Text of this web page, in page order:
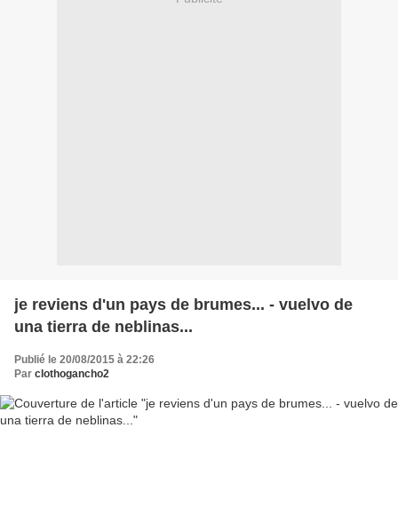
je reviens d'un pays de brumes... - vuelvo de
una tierra de neblinas...
Publié le 20/08/2015 à 22:26
Par clothogancho2